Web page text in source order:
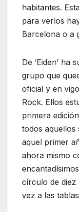
habitantes.
para verlos
Barcelona o a
De ‘Eiden’ ha
grupo que
oficial y en
Rock. Ellos
primera
todos aquellos
aquel primer
ahora mismo
círculo de
vez a las